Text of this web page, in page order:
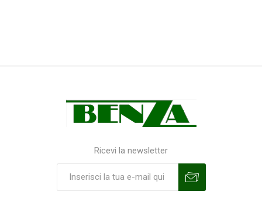
Ricevi la newsletter